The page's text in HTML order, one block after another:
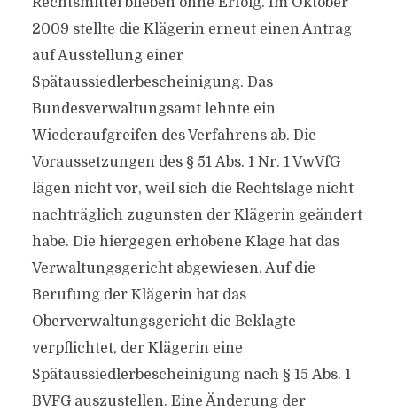
2009 stellte die Klägerin erneut einen Antrag
auf Ausstellung einer
Spätaussiedlerbescheinigung. Das
Bundesverwaltungsamt lehnte ein
Wiederaufgreifen des Verfahrens ab. Die
Voraussetzungen des § 51 Abs. 1 Nr. 1 VwVfG
lägen nicht vor, weil sich die Rechtslage nicht
nachträglich zugunsten der Klägerin geändert
habe. Die hiergegen erhobene Klage hat das
Verwaltungsgericht abgewiesen. Auf die
Berufung der Klägerin hat das
Oberverwaltungsgericht die Beklagte
verpflichtet, der Klägerin eine
Spätaussiedlerbescheinigung nach § 15 Abs. 1
BVFG auszustellen. Eine Änderung der